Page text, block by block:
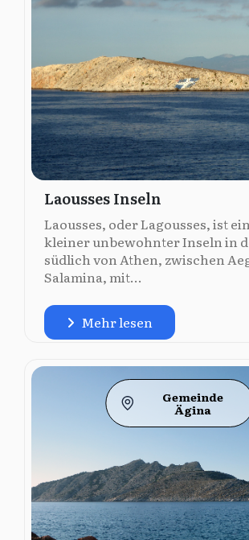
Laousses Inseln
Laousses, oder Lagousses, ist
kleiner unbewohnter Inseln in
südlich von Athen, zwischen
Salamina, mit...
Mehr lesen
Gemeinde
Ägina